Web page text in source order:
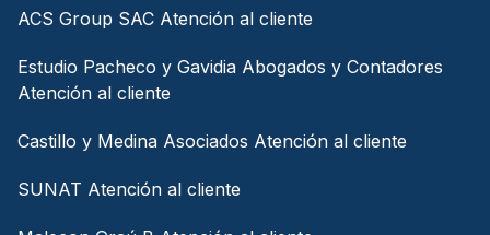
ACS Group SAC Atención al cliente
Estudio Pacheco y Gavidia Abogados y Contadores
Atención al cliente
Castillo y Medina Asociados Atención al cliente
SUNAT Atención al cliente